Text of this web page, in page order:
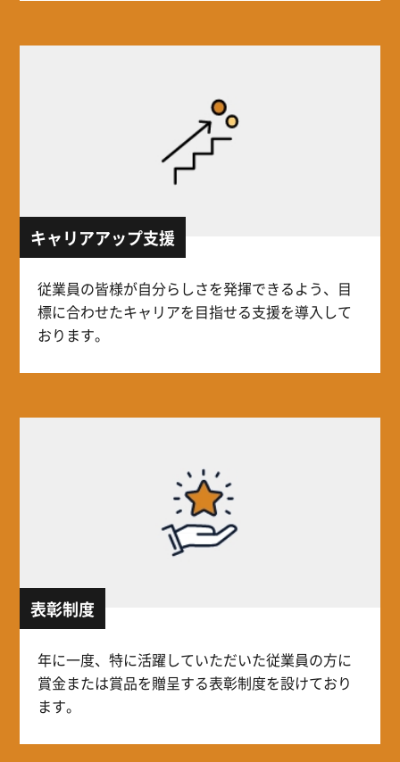
キャリアアップ支援
従業員の皆様が自分らしさを発揮できるよう、目
標に合わせたキャリアを目指せる支援を導入して
おります。
表彰制度
年に一度、特に活躍していただいた従業員の方に
賞金または賞品を贈呈する表彰制度を設けており
ます。